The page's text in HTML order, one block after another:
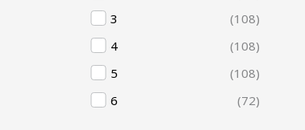
3
108
producten
4
108
producten
5
108
producten
6
72
producten